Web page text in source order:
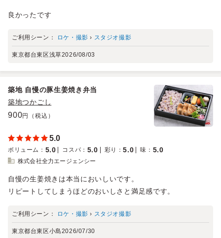
良かったです
ご利用シーン： ロケ・撮影 › スタジオ撮影
東京都台東区浅草2026/08/03
築地 自慢の豚生姜焼き弁当
築地つかごし
900円（税込）
5.0
ボリューム ： 5.0 コスパ ： 5.0 彩り ：5.0 味 ： 5.0
株式会社全力エージェンシー
自慢の生姜焼きは本当においしいです。
リピートしてしまうほどのおいしさと満足感です。
ご利用シーン： ロケ・撮影 › スタジオ撮影
東京都台東区小島2026/07/30